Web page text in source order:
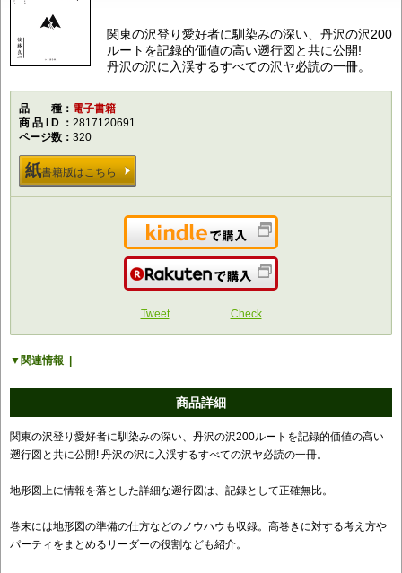
関東の沢登り愛好者に馴染みの深い、丹沢の沢200
ルートを記録的価値の高い遡行図と共に公開!
丹沢の沢に入渓するすべての沢ヤ必読の一冊。
品種電子書籍
商品ID
2817120691
ページ数
320
紙書籍版はこちら
Kindleで購入
楽天で購入
Tweet Check
関連情報
商品詳細
関東の沢登り愛好者に馴染みの深い、丹沢の沢200ルートを記録的価値の高い
遡行図と共に公開! 丹沢の沢に入渓するすべての沢ヤ必読の一冊。
地形図上に情報を落とした詳細な遡行図は、記録として正確無比。
巻末には地形図の準備の仕方などのノウハウも収録。高巻きに対する考え方や
パーティをまとめるリーダーの役割なども紹介。